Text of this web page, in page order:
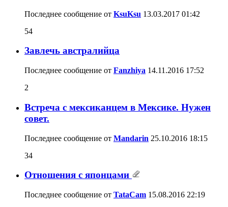
Последнее сообщение от KsuKsu 13.03.2017 01:42
54
Завлечь австралийца
Последнее сообщение от Fanzhiya 14.11.2016 17:52
2
Встреча с мексиканцем в Мексике. Нужен
совет.
Последнее сообщение от Mandarin 25.10.2016 18:15
34
Отношения с японцами
Последнее сообщение от TataCam 15.08.2016 22:19